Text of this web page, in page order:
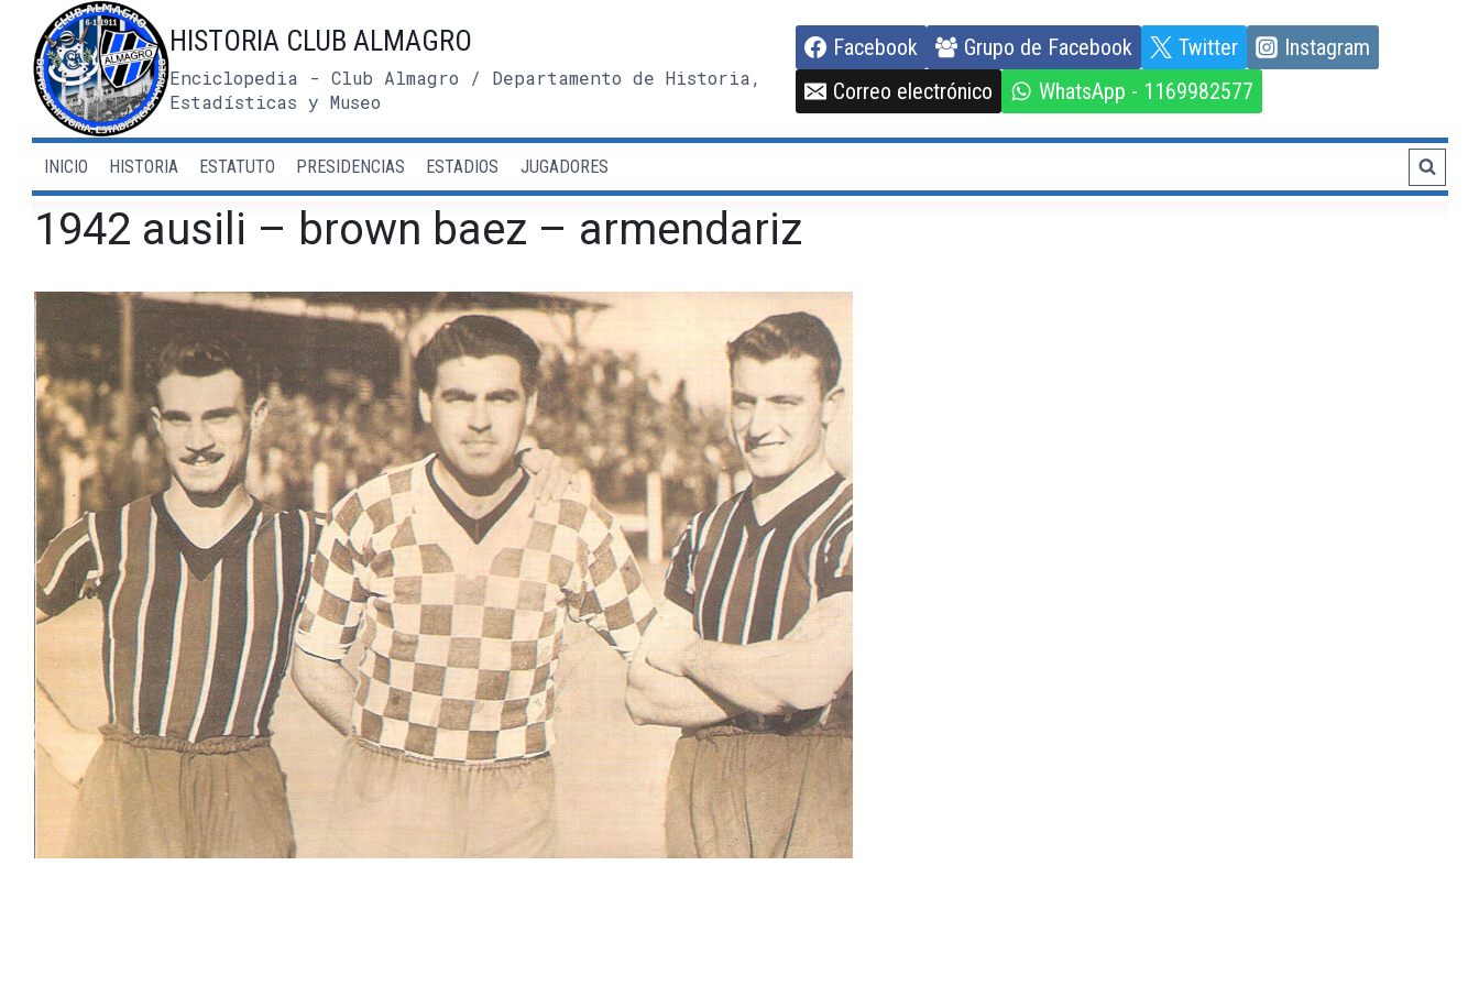
contenido
HISTORIA CLUB ALMAGRO
Enciclopedia - Club Almagro / Departamento de Historia,
Estadísticas y Museo
Facebook Grupo de Facebook Twitter
Instagram
Correo electrónico
WhatsApp - 1169982577
INICIO HISTORIA ESTATUTO PRESIDENCIAS ESTADIOS JUGADORES
1942 ausili – brown baez – armendariz